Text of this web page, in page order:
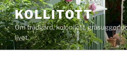
Hoppa
till
innehåll
KOLLITOTT
Om trädgård, kolonilott, gråsuggor
livet.